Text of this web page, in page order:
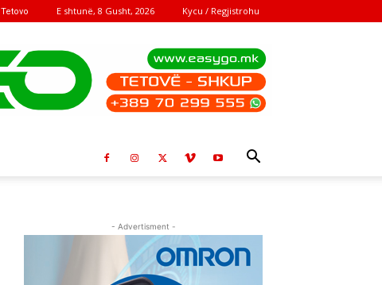
Tetovo E shtunë, 8 Gusht, 2026 Kycu / Regjistrohu
- Advertisment -